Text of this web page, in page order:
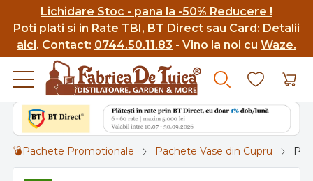
Lichidare Stoc - pana la -50% Reducere !
Poti plati si in Rate TBI, BT Direct sau Card: Detalii
aici. Contact: 0744.50.11.83 - Vino la noi cu Waze.
💣Pachete Promotionale Pachete Vase din Cupru